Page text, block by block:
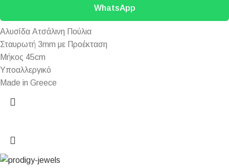
WhatsApp
Αλυσίδα Ατσάλινη Πούλια
Σταυρωτή 3mm με Προέκταση
Μήκος 45cm
Υποαλλεργικό
Made in Greece